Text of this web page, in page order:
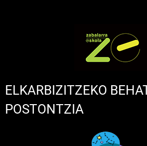
ELKARBIZITZEKO
POSTONTZIA